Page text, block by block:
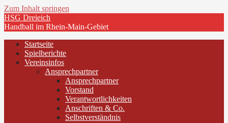
Zum Inhalt springen
HSG Dreieich
Handball im Rhein-Main-Gebiet
Startseite
Spielberichte
Vereinsinfos
Ansprechpartner
Ansprechpartner
Vorstand
Verantwortlichkeiten
Anschriften & Co.
Selbstverständnis